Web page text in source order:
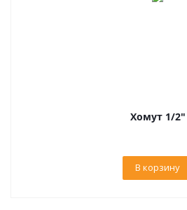
Хомут 1/2"
В корзину